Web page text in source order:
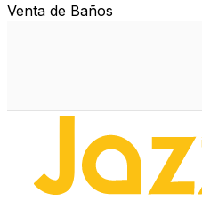
Venta de Baños